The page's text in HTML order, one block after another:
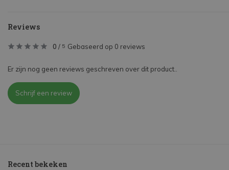
Reviews
0 / 5 Gebaseerd op 0 reviews
Er zijn nog geen reviews geschreven over dit product..
Schrijf een review
Recent bekeken